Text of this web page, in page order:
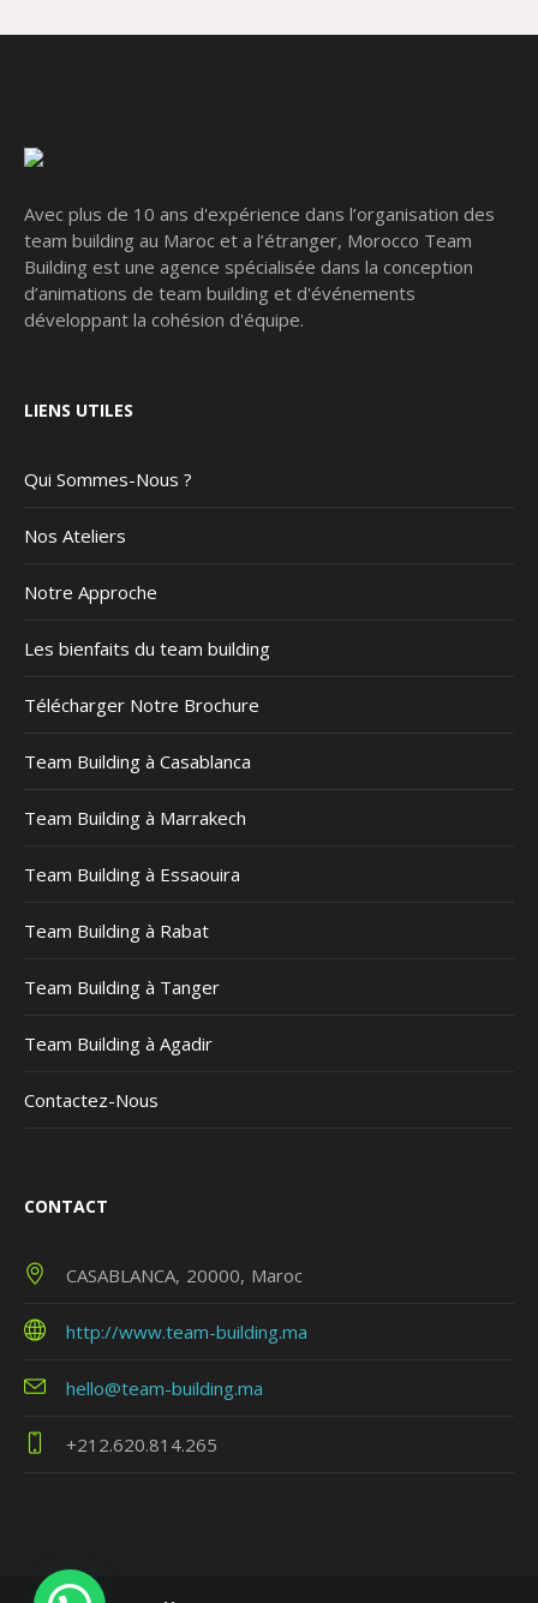
Avec plus de 10 ans d'expérience dans l’organisation des
team building au Maroc et a l’étranger, Morocco Team
Building est une agence spécialisée dans la conception
d’animations de team building et d'événements
développant la cohésion d'équipe.
LIENS UTILES
Qui Sommes-Nous ?
Nos Ateliers
Notre Approche
Les bienfaits du team building
Télécharger Notre Brochure
Team Building à Casablanca
Team Building à Marrakech
Team Building à Essaouira
Team Building à Rabat
Team Building à Tanger
Team Building à Agadir
Contactez-Nous
CONTACT
CASABLANCA 20000 Maroc
http://www.team-building.ma
hello@team-building.ma
+212.620.814.265